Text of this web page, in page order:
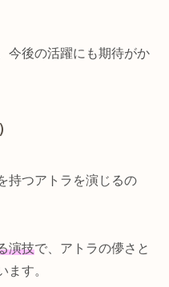
今後の活躍にも期待がか
持つアトラを演じるの
演技で、アトラの儚さと
ます。